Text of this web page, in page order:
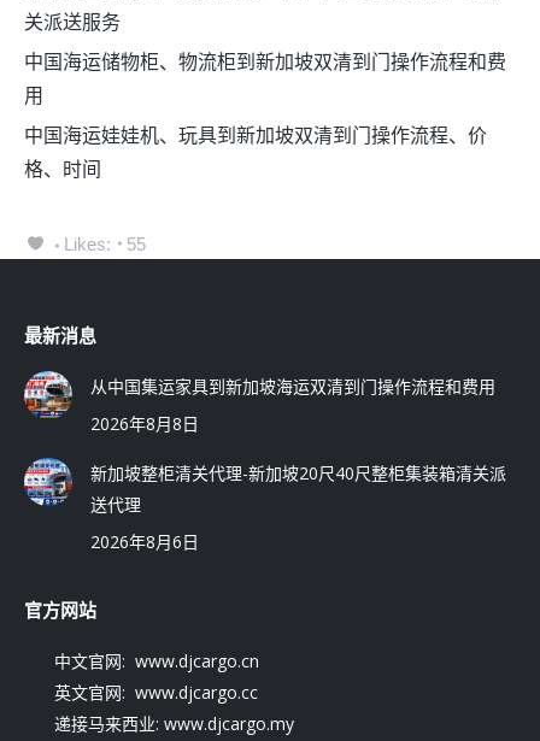
关派送服务
中国海运储物柜、物流柜到新加坡双清到门操作流程和费
用
中国海运娃娃机、玩具到新加坡双清到门操作流程、价
格、时间
Likes: 55
最新消息
从中国集运家具到新加坡海运双清到门操作流程和费用
2026年8月8日
新加坡整柜清关代理-新加坡20尺40尺整柜集装箱清关派
送代理
2026年8月6日
官方网站
中文官网: www.djcargo.cn
英文官网: www.djcargo.cc
递接马来西业: www.djcargo.my